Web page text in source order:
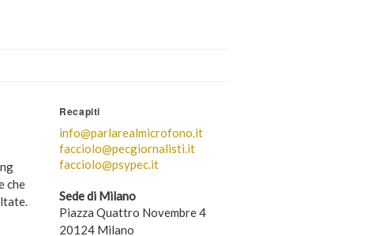
che
Recapiti
info@parlarealmicrofono.it
facciolo@pecgiornalisti.it
facciolo@psypec.it
Sede di Milano
Piazza Quattro Novembre 4
20124 Milano